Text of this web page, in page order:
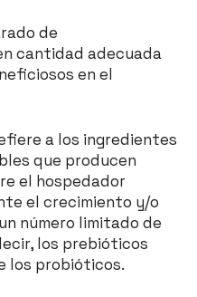
de
cantidad adecuada
en el
a los ingredientes
que producen
el hospedador
el crecimiento y/o
número limitado de
los prebióticos
los probióticos.